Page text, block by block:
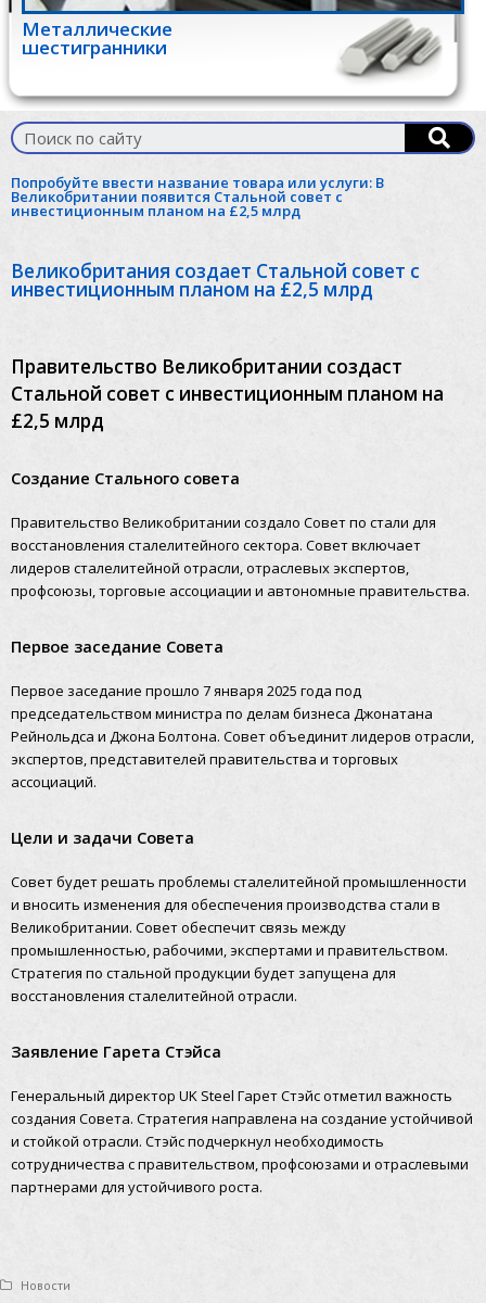
Металлические
шестигранники
Попробуйте ввести название товара или услуги: В
Великобритании появится Стальной совет с
инвестиционным планом на £2,5 млрд
Великобритания создает Стальной совет с
инвестиционным планом на £2,5 млрд
Правительство Великобритании создаст
Стальной совет с инвестиционным планом на
£2,5 млрд
Создание Стального совета
Правительство Великобритании создало Совет по стали для
восстановления сталелитейного сектора. Совет включает
лидеров сталелитейной отрасли, отраслевых экспертов,
профсоюзы, торговые ассоциации и автономные правительства.
Первое заседание Совета
Первое заседание прошло 7 января 2025 года под
председательством министра по делам бизнеса Джонатана
Рейнольдса и Джона Болтона. Совет объединит лидеров отрасли,
экспертов, представителей правительства и торговых
ассоциаций.
Цели и задачи Совета
Совет будет решать проблемы сталелитейной промышленности
и вносить изменения для обеспечения производства стали в
Великобритании. Совет обеспечит связь между
промышленностью, рабочими, экспертами и правительством.
Стратегия по стальной продукции будет запущена для
восстановления сталелитейной отрасли.
Заявление Гарета Стэйса
Генеральный директор UK Steel Гарет Стэйс отметил важность
создания Совета. Стратегия направлена на создание устойчивой
и стойкой отрасли. Стэйс подчеркнул необходимость
сотрудничества с правительством, профсоюзами и отраслевыми
партнерами для устойчивого роста.
Новости